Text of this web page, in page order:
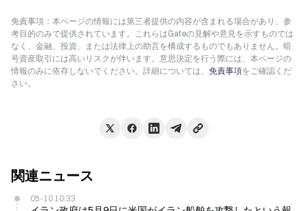
免責事項：本ページの情報には第三者提供の内容が含まれる場合があり、参
考目的のみで提供されています。これらはGateの見解や意見を示すものでは
なく、金融、投資、または法律上の助言を構成するものでもありません。暗
号資産取引には高いリスクが伴います。意思決定を行う際には、本ページの
情報のみに依存しないでください。詳細については、 免責事項をご確認くだ
さい。
関連ニュース
05-10 10:33